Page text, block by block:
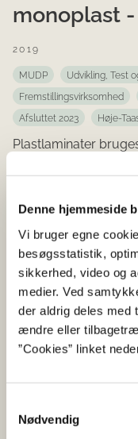
Denne hjemmeside
Vi bruger egne
besøgsstatistik,
sikkerhed, video og
medier. Ved
der aldrig deles med
ændre eller
”Cookies” linket
Nødvendig
monoplast
2019
MUDP
Udvikling, Test
Fremstillingsvirksomhed
Afsluttet 2023
Høje-
Plastlaminater
2019
Udvikling, Test
Fremstillingsvirksomhed
Startår 2019
Afsluttet
bæredygtig